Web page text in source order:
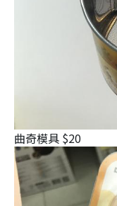
曲奇模具 $20